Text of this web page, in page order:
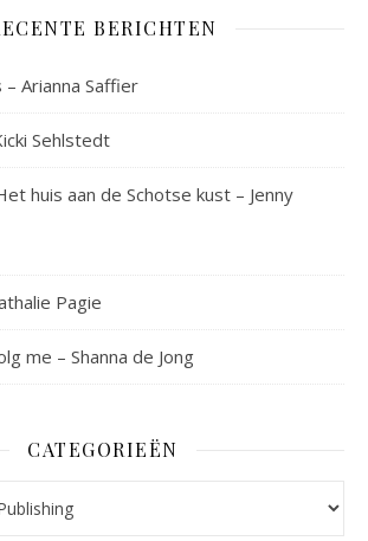
BERICHTEN
Arianna Saffier
Sehlstedt
huis aan de Schotse kust – Jenny
Pagie
me – Shanna de Jong
CATEGORIEËN